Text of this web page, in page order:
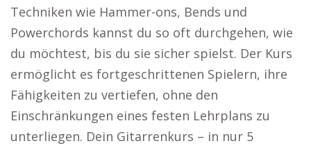
Techniken wie Hammer-ons, Bends und
Powerchords kannst du so oft durchgehen, wie
du möchtest, bis du sie sicher spielst. Der Kurs
ermöglicht es fortgeschrittenen Spielern, ihre
Fähigkeiten zu vertiefen, ohne den
Einschränkungen eines festen Lehrplans zu
unterliegen. Dein Gitarrenkurs – in nur 5